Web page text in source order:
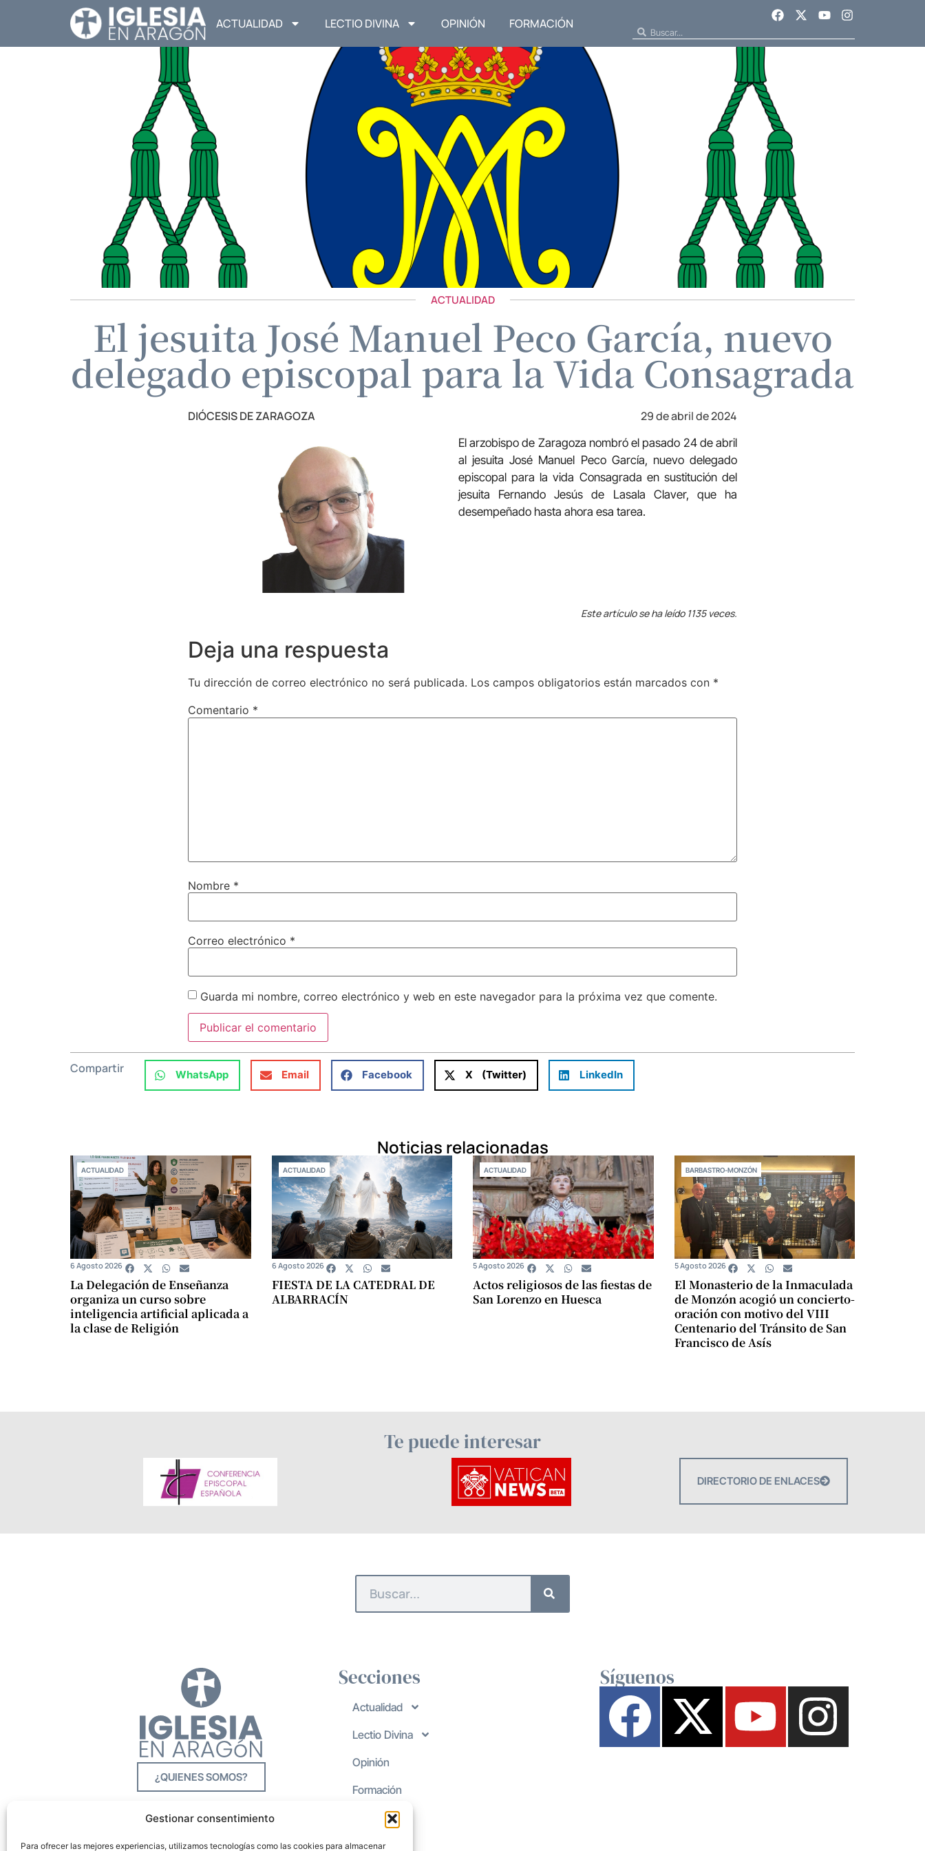
Gestionar consentimiento
Para ofrecer las mejores experiencias, utilizamos tecnologías como las cookies para almacenar
ACTUALIDAD LECTIO DIVINA OPINIÓN FORMACIÓN
ACTUALIDAD
El jesuita José Manuel Peco García, nuevo
delegado episcopal para la Vida Consagrada
DIÓCESIS DE ZARAGOZA 29 de abril de 2024
El arzobispo de Zaragoza nombró el pasado 24 de abril
al jesuita José Manuel Peco García, nuevo delegado
episcopal para la vida Consagrada en sustitución del
jesuita Fernando Jesús de Lasala Claver, que ha
desempeñado hasta ahora esa tarea.
Este artículo se ha leído 1135 veces.
Deja una respuesta
Tu dirección de correo electrónico no será publicada. Los campos obligatorios están marcados con *
Comentario *
Nombre *
Correo electrónico *
Guarda mi nombre, correo electrónico y web en este navegador para la próxima vez que comente.
Compartir WhatsApp Email Facebook X (Twitter) LinkedIn
Noticias relacionadas
ACTUALIDAD
La Delegación de Enseñanza
organiza un curso sobre
inteligencia artificial aplicada a
la clase de Religión
6 Agosto 2026
ACTUALIDAD
FIESTA DE LA CATEDRAL DE
ALBARRACÍN
6 Agosto 2026
ACTUALIDAD
Actos religiosos de las fiestas de
San Lorenzo en Huesca
5 Agosto 2026
BARBASTRO-MONZÓN
El Monasterio de la Inmaculada
de Monzón acogió un concierto-
oración con motivo del VIII
Centenario del Tránsito de San
Francisco de Asís
5 Agosto 2026
Te puede interesar
DIRECTORIO DE ENLACES
¿QUIENES SOMOS?
Secciones
Actualidad
Lectio Divina
Opinión
Formación
Síguenos